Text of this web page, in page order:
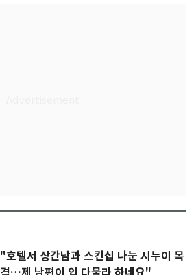
"호텔서 상간남과 스킨십 나눈 시누이 목